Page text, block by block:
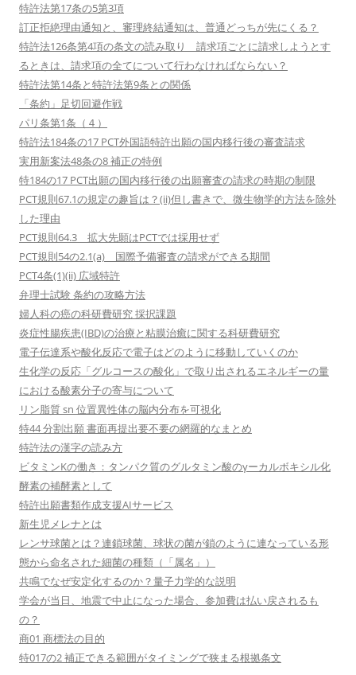
特許法第17条の5第3項
訂正拒絶理由通知と、審理終結通知は、普通どっちが先にくる？
特許法126条第4項の条文の読み取り 請求項ごとに請求しようとす
るときは、請求項の全てについて行わなければならない？
特許法第14条と特許法第9条との関係
「条約」足切回避作戦
パリ条第1条（４）
特許法184条の17 PCT外国語特許出願の国内移行後の審査請求
実用新案法48条の8 補正の特例
特184の17 PCT出願の国内移行後の出願審査の請求の時期の制限
PCT規則67.1の規定の趣旨は？(ii)但し書きで、微生物学的方法を除外
した理由
PCT規則64.3 拡大先願はPCTでは採用せず
PCT規則54の2.1(a) 国際予備審査の請求ができる期間
PCT4条(1)(ii) 広域特許
弁理士試験 条約の攻略方法
婦人科の癌の科研費研究 採択課題
炎症性腸疾患(IBD)の治療と粘膜治癒に関する科研費研究
電子伝達系や酸化反応で電子はどのように移動していくのか
生化学の反応「グルコースの酸化」で取り出されるエネルギーの量
における酸素分子の寄与について
リン脂質 sn 位置異性体の脳内分布を可視化
特44 分割出願 書面再提出要不要の網羅的なまとめ
特許法の漢字の読み方
ビタミンKの働き：タンパク質のグルタミン酸のγーカルボキシル化
酵素の補酵素として
特許出願書類作成支援AIサービス
新生児メレナとは
レンサ球菌とは？連鎖球菌、球状の菌が鎖のように連なっている形
態から命名された細菌の種類（「属名」）
共鳴でなぜ安定化するのか？量子力学的な説明
学会が当日、地震で中止になった場合、参加費は払い戻されるも
の？
商01 商標法の目的
特017の2 補正できる範囲がタイミングで狭まる根拠条文